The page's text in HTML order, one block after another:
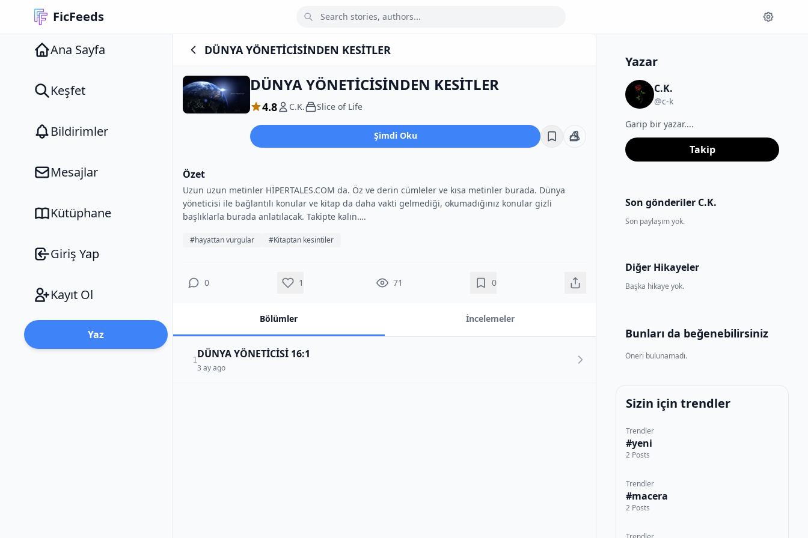
FicFeeds
Ana Sayfa
Keşfet
Bildirimler
Mesajlar
Kütüphane
Giriş Yap
Kayıt Ol
Yaz
DÜNYA YÖNETİCİSİNDEN KESİTLER
DÜNYA YÖNETİCİSİNDEN KESİTLER
4.8 C.K. Slice of Life
Şimdi Oku
Özet
Uzun uzun metinler HİPERTALES.COM da. Öz ve derin cümleler ve kısa metinler burada. Dünya
yöneticisi ile bağlantılı konular ve kitap da daha vakti gelmediği, okumadığınız konular gizli
başlıklarla burada anlatılacak. Takipte kalın….
#hayattan vurgular #Kitaptan kesintiler
0 1 71 0
Bölümler İncelemeler
1DÜNYA YÖNETİCİSİ 16:1
3 ay ago
Yazar
C.K.
@c-k
Garip bir yazar....
Takip
Son gönderiler C.K.
Son paylaşım yok.
Diğer Hikayeler
Başka hikaye yok.
Bunları da beğenebilirsiniz
Öneri bulunamadı.
Sizin için trendler
Trendler
#yeni
2 Posts
Trendler
#macera
2 Posts